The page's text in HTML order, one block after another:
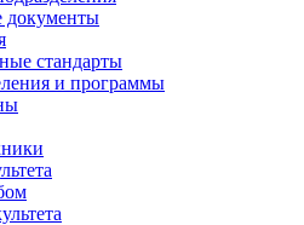
документы
стандарты
и программы